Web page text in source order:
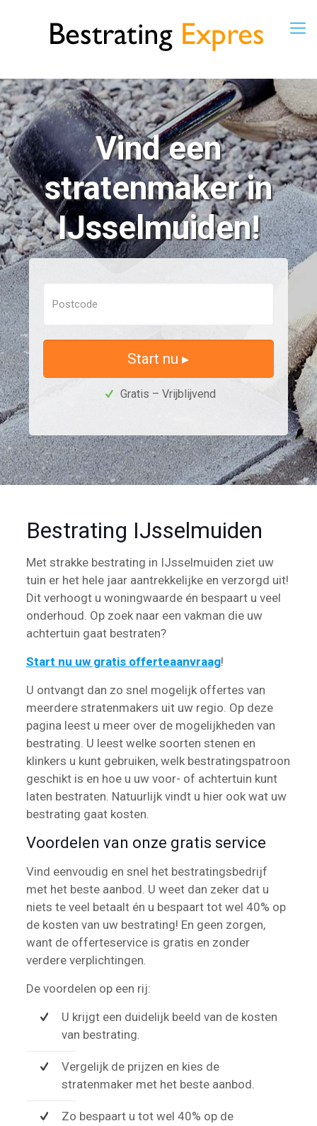
Vind een
stratenmaker in
IJsselmuiden!
Start nu ▸
Gratis – Vrijblijvend
Bestrating IJsselmuiden
Met strakke bestrating in IJsselmuiden ziet uw
tuin er het hele jaar aantrekkelijke en verzorgd uit!
Dit verhoogt u woningwaarde én bespaart u veel
onderhoud. Op zoek naar een vakman die uw
achtertuin gaat bestraten?
Start nu uw gratis offerteaanvraag!
U ontvangt dan zo snel mogelijk offertes van
meerdere stratenmakers uit uw regio. Op deze
pagina leest u meer over de mogelijkheden van
bestrating. U leest welke soorten stenen en
klinkers u kunt gebruiken, welk bestratingspatroon
geschikt is en hoe u uw voor- of achtertuin kunt
laten bestraten. Natuurlijk vindt u hier ook wat uw
bestrating gaat kosten.
Voordelen van onze gratis service
Vind eenvoudig en snel het bestratingsbedrijf
met het beste aanbod. U weet dan zeker dat u
niets te veel betaalt én u bespaart tot wel 40% op
de kosten van uw bestrating! En geen zorgen,
want de offerteservice is gratis en zonder
verdere verplichtingen.
De voordelen op een rij:
U krijgt een duidelijk beeld van de kosten
van bestrating.
Vergelijk de prijzen en kies de
stratenmaker met het beste aanbod.
Zo bespaart u tot wel 40% op de